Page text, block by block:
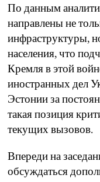
По данным
направлены не
инфраструктуры,
населения, что
Кремля в этой
иностранных дел
Эстонии за
такая позиция
текущих вызовов.
Впереди на
обсуждаться